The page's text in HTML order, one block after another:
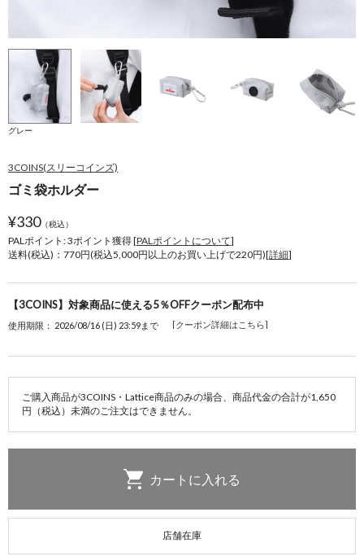
グレー
3COINS(スリーコインズ)
ゴミ袋ホルダー
¥330（税込）
PALポイント: 3ポイント獲得 [PALポイントについて]
送料(税込)：770円(税込5,000円以上のお買い上げで220円)[詳細]
【3COINS】対象商品に使える5％OFFクーポン配布中
使用期限： 2026/08/16 (日) 23:59まで [クーポン詳細はこちら]
ご購入商品が3COINS・Lattice商品のみの場合、商品代金の合計が1,650
円（税込）未満のご注文はできません。
店舗在庫